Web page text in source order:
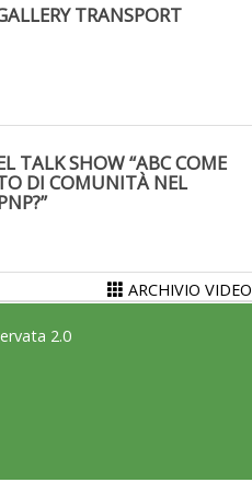
TRANSPORT
TALK SHOW “ABC COME
DI COMUNITÀ NEL
ARCHIVIO VIDEO
2.0